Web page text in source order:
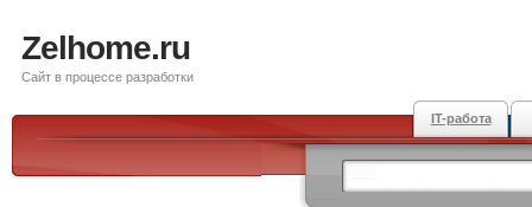
Zelhome.ru
Сайт в процессе разработки
IT-работа